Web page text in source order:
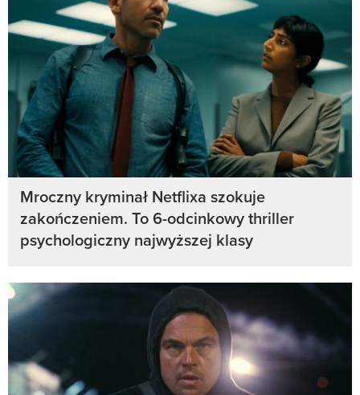
Mroczny kryminał Netflixa szokuje
zakończeniem. To 6-odcinkowy thriller
psychologiczny najwyższej klasy